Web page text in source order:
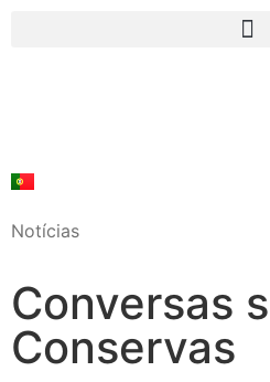
Notícias
Conversas
Conservas